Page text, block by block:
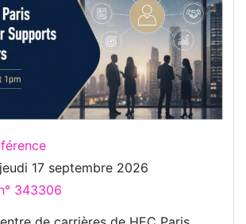
jeudi 17 septembre 2026
343306